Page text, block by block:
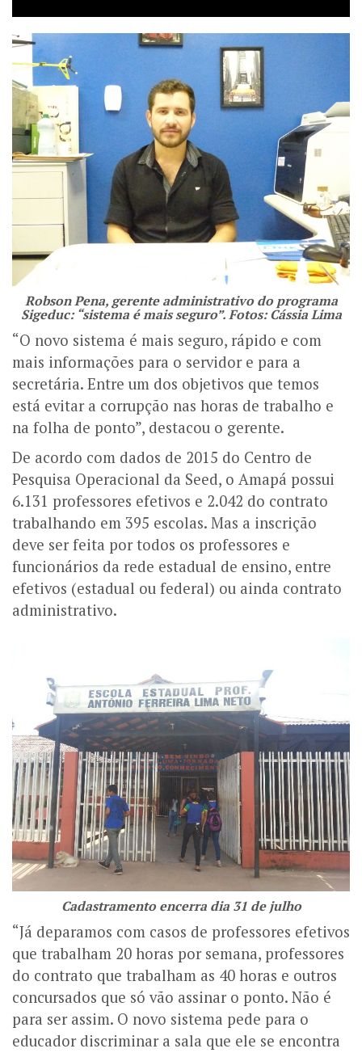
Robson Pena, gerente administrativo do programa
Sigeduc: “sistema é mais seguro”. Fotos: Cássia Lima
“O novo sistema é mais seguro, rápido e com
mais informações para o servidor e para a
secretária. Entre um dos objetivos que temos
está evitar a corrupção nas horas de trabalho e
na folha de ponto”, destacou o gerente.
De acordo com dados de 2015 do Centro de
Pesquisa Operacional da Seed, o Amapá possui
6.131 professores efetivos e 2.042 do contrato
trabalhando em 395 escolas. Mas a inscrição
deve ser feita por todos os professores e
funcionários da rede estadual de ensino, entre
efetivos (estadual ou federal) ou ainda contrato
administrativo.
Cadastramento encerra dia 31 de julho
“Já deparamos com casos de professores efetivos
que trabalham 20 horas por semana, professores
do contrato que trabalham as 40 horas e outros
concursados que só vão assinar o ponto. Não é
para ser assim. O novo sistema pede para o
educador discriminar a sala que ele se encontra